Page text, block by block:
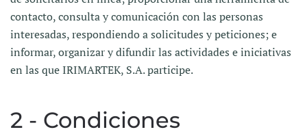
contacto, consulta y comunicación con las personas
interesadas, respondiendo a solicitudes y peticiones; e
informar, organizar y difundir las actividades e iniciativas
en las que IRIMARTEK, S.A. participe.
2 - Condiciones